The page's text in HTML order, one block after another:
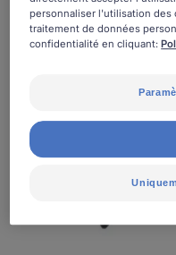
personnaliser l'utilisation des
traitement de données
confidentialité en cliquant: